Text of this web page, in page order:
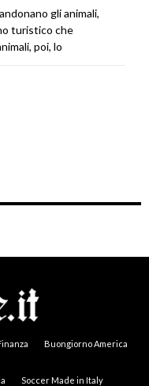
gli animali,
turistico che
poi, lo
Buongiorno America
Soccer Made in Italy